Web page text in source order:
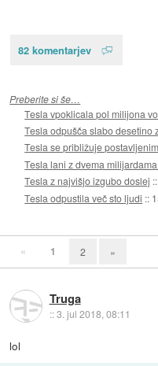
82 komentarjev
Preberite si še…
Tesla vpoklicala pol milijona
Tesla odpušča slabo desetino
Tesla se približuje
Tesla lani z dvema
Tesla z najvišjo izgubo doslej
Tesla odpustila več sto ljudi ::
« 1 2 »
Truga
::3. jul 2018, 08:11
lol